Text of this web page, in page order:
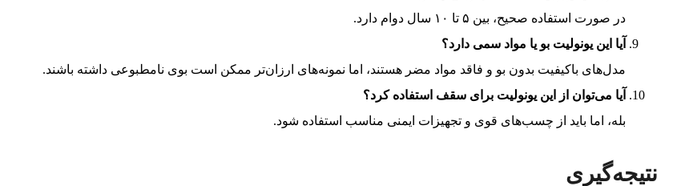
در صورت استفاده صحیح، بین ۵ تا ۱۰ سال دوام دارد.
آیا این یونولیت بو یا مواد سمی دارد؟
مدل‌های باکیفیت بدون بو و فاقد مواد مضر هستند، اما نمونه‌های ارزان‌تر ممکن است بوی نامطبوعی داشته باشند.
آیا می‌توان از این یونولیت برای سقف استفاده کرد؟
بله، اما باید از چسب‌های قوی و تجهیزات ایمنی مناسب استفاده شود.
نتیجه‌گیری